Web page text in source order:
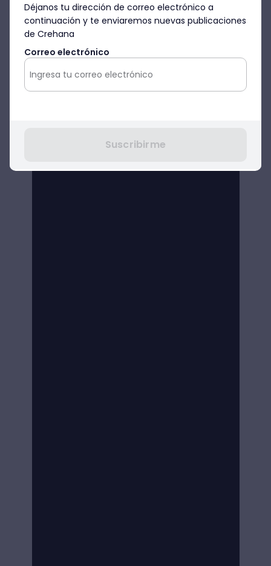
Déjanos tu dirección de correo electrónico a
continuación y te enviaremos nuevas publicaciones
de Crehana
Correo electrónico
Suscribirme